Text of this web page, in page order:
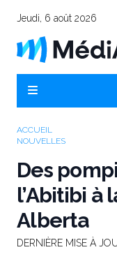
Jeudi, 6 août 2026
ACCUEIL
NOUVELLES
Des
l’Abitibi à
Alberta
DERNIÈRE MISE À